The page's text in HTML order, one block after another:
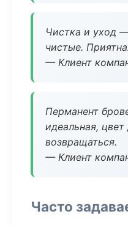
Чистка и уход
чистые.
— Клиент
Перманент
идеальная,
возвращаться.
— Клиент
Часто